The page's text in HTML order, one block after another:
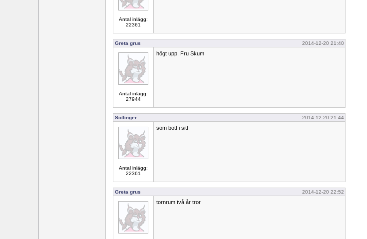
Antal inlägg:
22361
Greta grus 2014-12-20 21:40
Antal inlägg:
27944
högt upp. Fru Skum
Sotfinger 2014-12-20 21:44
Antal inlägg:
22361
som bott i sitt
Greta grus 2014-12-20 22:52
tornrum två år tror